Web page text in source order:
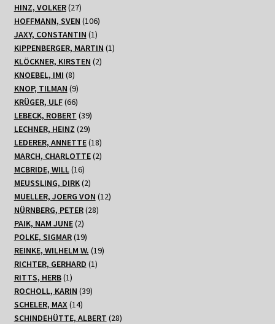
HINZ, VOLKER 2727
Produkte
HOFFMANN, SVEN 106106
Produkte
JAXY, CONSTANTIN 11
Produkt
KIPPENBERGER, MARTIN 11
KLÖCKNER, KIRSTEN 22
KNOEBEL, IMI 88
Produkte
KNOP, TILMAN 99
Produkte
KRÜGER, ULF 6666
Produkte
LEBECK, ROBERT 3939
Produkte
LECHNER, HEINZ 2929
Produkte
LEDERER, ANNETTE 1818
Produkte
MARCH, CHARLOTTE 22
MCBRIDE, WILL 1616
Produkte
MEUSSLING, DIRK 22
Produkte
MUELLER, JOERG VON 1212
NÜRNBERG, PETER 2828
PAIK, NAM JUNE 22
Produkte
POLKE, SIGMAR 1919
Produkte
REINKE, WILHELM W. 1919
RICHTER, GERHARD 11
RITTS, HERB 11
Produkt
ROCHOLL, KARIN 3939
SCHELER, MAX 1414
Produkte
SCHINDEHÜTTE, ALBERT 2828